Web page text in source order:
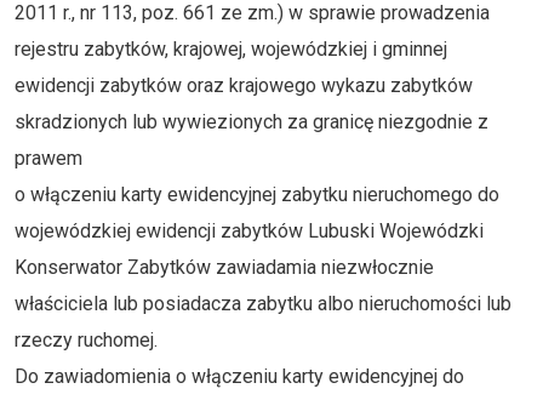
2011 r., nr 113, poz. 661 ze zm.) w sprawie prowadzenia
rejestru zabytków, krajowej, wojewódzkiej i gminnej
ewidencji zabytków oraz krajowego wykazu zabytków
skradzionych lub wywiezionych za granicę niezgodnie z
prawem
o włączeniu karty ewidencyjnej zabytku nieruchomego do
wojewódzkiej ewidencji zabytków Lubuski Wojewódzki
Konserwator Zabytków zawiadamia niezwłocznie
właściciela lub posiadacza zabytku albo nieruchomości lub
rzeczy ruchomej.
Do zawiadomienia o włączeniu karty ewidencyjnej do